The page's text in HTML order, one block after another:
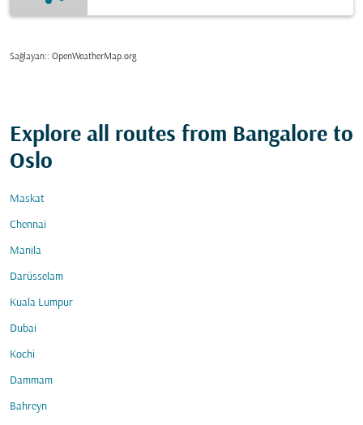
Sağlayan:: OpenWeatherMap.org
Explore all routes from Bangalore to
Oslo
Maskat
Chennai
Manila
Darüsselam
Kuala Lumpur
Dubai
Kochi
Dammam
Bahreyn